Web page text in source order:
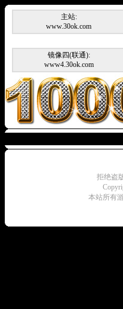
主站:
www.30ok.com
镜像四(联通):
www4.30ok.com
拒绝盗
本站所有